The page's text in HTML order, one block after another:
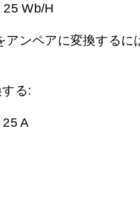
25 Wb/H
アンペアに変換するに
る:
25 A